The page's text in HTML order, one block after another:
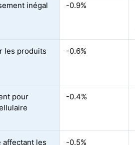
inégal
-0.9%
les produits
-0.6%
pour
-0.4%
affectant les -0.5%